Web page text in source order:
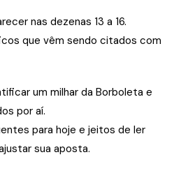
nas dezenas 13 a 16.
que vêm sendo citados com
um milhar da Borboleta e
por aí.
para hoje e jeitos de ler
sua aposta.